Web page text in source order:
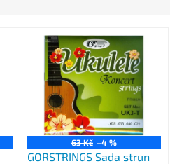
63 Kč –4 %
GORSTRINGS Sada strun